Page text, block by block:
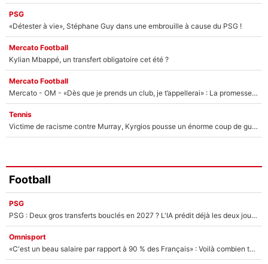
PSG
«Détester à vie», Stéphane Guy dans une embrouille à cause du PSG !
Mercato Football
Kylian Mbappé, un transfert obligatoire cet été ?
Mercato Football
Mercato - OM - «Dès que je prends un club, je t’appellerai» : La promesse de Marcelino au moment de claquer la porte
Tennis
Victime de racisme contre Murray, Kyrgios pousse un énorme coup de gueule !
Football
PSG
PSG : Deux gros transferts bouclés en 2027 ? L'IA prédit déjà les deux joueurs qui pourraient rejoindre Luis Enrique !
Omnisport
«C'est un beau salaire par rapport à 90 % des Français» : Voilà combien touchait Nelson Monfort sur France Télévisions avant de rejoindre CNews